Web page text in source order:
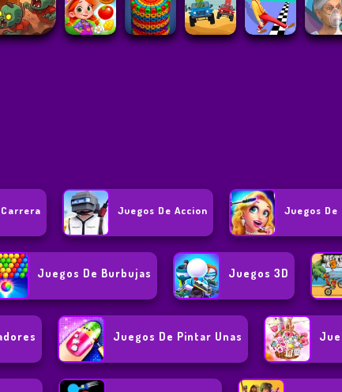
Juegos De Accion Juegos De
Juegos De Burbujas Juegos 3D
Juegos De Pintar Unas